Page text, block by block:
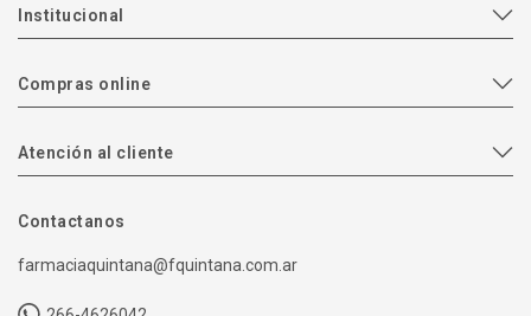
Institucional
Compras online
Atención al cliente
Contactanos
farmaciaquintana@fquintana.com.ar